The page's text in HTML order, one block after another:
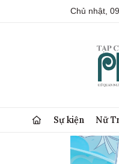
Chủ nhật,
Sự kiện Nữ